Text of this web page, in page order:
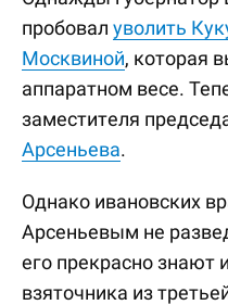
пробовал уволить
Москвиной, которая
аппаратном весе.
заместителя
Арсеньева.
Однако ивановских
Арсеньевым не
его прекрасно знают
взяточника из